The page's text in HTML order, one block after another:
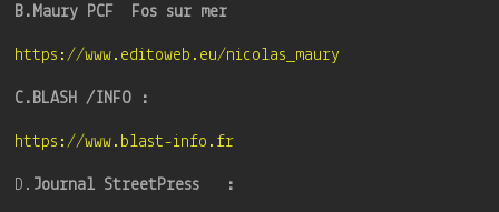
B.Maury PCF Fos sur mer
https://www.editoweb.eu/nicolas_maury
C.BLASH /INFO :
https://www.blast-info.fr
D. Journal StreetPress :